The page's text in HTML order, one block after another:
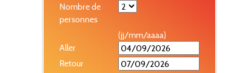
Nombre de
personnes
(jj/mm/aaaa)
Aller
Retour